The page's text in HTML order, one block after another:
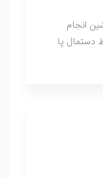
انجام
دستمال پا